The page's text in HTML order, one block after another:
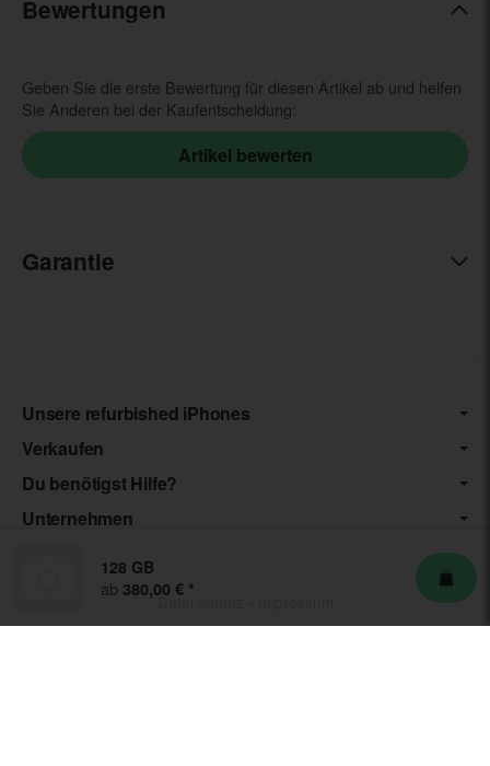
128 GB
ab 380,00 € *
Bewertungen
Geben Sie die erste Bewertung für diesen Artikel ab und helfen
Sie Anderen bei der Kaufentscheidung:
Garantie
Unsere refurbished iPhones
Verkaufen
Du benötigst Hilfe?
Unternehmen
Datenschutz